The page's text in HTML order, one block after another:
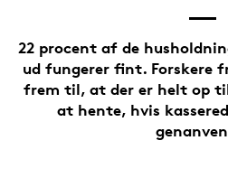
22 procent af de
ud fungerer fint. Forskere
frem til, at der er helt op
at hente, hvis